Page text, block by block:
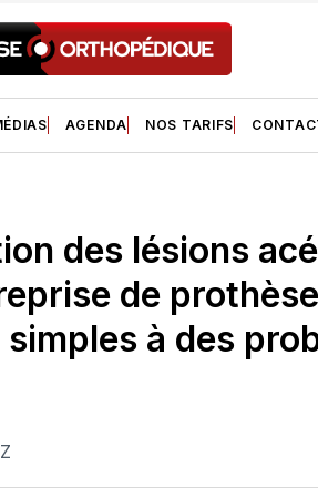
AGENDA NOS TARIFS
des lésions
de
à des